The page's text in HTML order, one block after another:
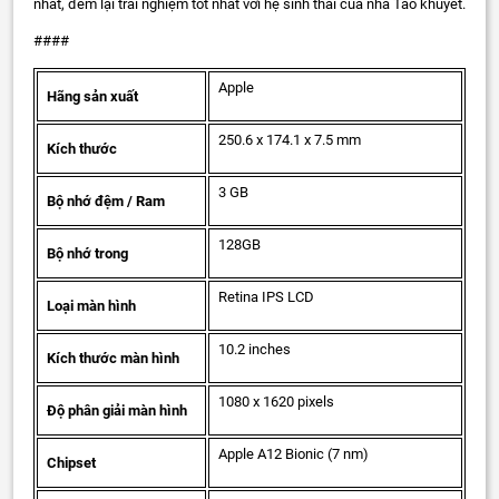
nhất, đem lại trải nghiệm tốt nhất với hệ sinh thái của nhà Táo khuyết.
####
Hãng sản xuất
Apple
Kích thước
250.6 x 174.1 x 7.5 mm
Bộ nhớ đệm / Ram
3 GB
Bộ nhớ trong
128GB
Loại màn hình
Retina IPS LCD
Kích thước màn hình
10.2 inches
Độ phân giải màn hình
1080 x 1620 pixels
Chipset
Apple A12 Bionic (7 nm)